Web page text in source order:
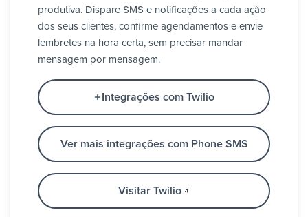
produtiva. Dispare SMS e notificações a cada ação
dos seus clientes, confirme agendamentos e envie
lembretes na hora certa, sem precisar mandar
mensagem por mensagem.
Integrações com Twilio
Ver mais integrações com Phone SMS
Visitar Twilio